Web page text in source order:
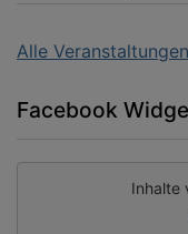
Alle Veranstaltungen
Facebook
Inhalte